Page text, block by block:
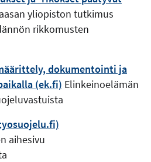
yliopiston tutkimus
rikkomusten
dokumentointi ja
(ek.fi) Elinkeinoelämän
aihesivu